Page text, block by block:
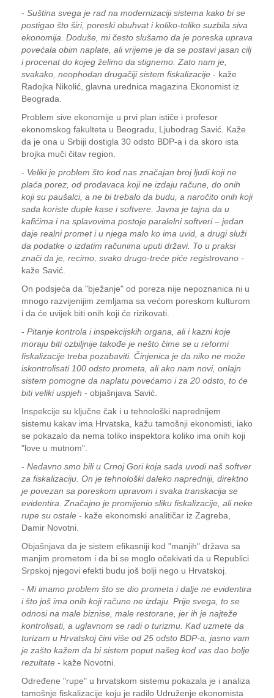
- Suština svega je rad na modernizaciji sistema kako bi se
postigao što širi, poreski obuhvat i koliko-toliko suzbila siva
ekonomija. Doduše, mi često slušamo da je poreska uprava
povećala obim naplate, ali vrijeme je da se postavi jasan cilj
i procenat do kojeg želimo da stignemo. Zato nam je,
svakako, neophodan drugačiji sistem fiskalizacije - kaže
Radojka Nikolić, glavna urednica magazina Ekonomist iz
Beograda.
Problem sive ekonomije u prvi plan ističe i profesor
ekonomskog fakulteta u Beogradu, Ljubodrag Savić. Kaže
da je ona u Srbiji dostigla 30 odsto BDP-a i da skoro ista
brojka muči čitav region.
- Veliki je problem što kod nas značajan broj ljudi koji ne
plaća porez, od prodavaca koji ne izdaju račune, do onih
koji su paušalci, a ne bi trebalo da budu, a naročito onih koji
sada koriste duple kase i softvere. Јavna je tajna da u
kafićima i na splavovima postoje paralelni softveri – jedan
daje realni promet i u njega malo ko ima uvid, a drugi služi
da podatke o izdatim računima uputi državi. To u praksi
znači da je, recimo, svako drugo-treće piće registrovano -
kaže Savić.
On podsjeća da "bježanje" od poreza nije nepoznanica ni u
mnogo razvijenijim zemljama sa većom poreskom kulturom
i da će uvijek biti onih koji će rizikovati.
- Pitanje kontrola i inspekcijskih organa, ali i kazni koje
moraju biti ozbiljnije takođe je nešto čime se u reformi
fiskalizacije treba pozabaviti. Činjenica je da niko ne može
iskontrolisati 100 odsto prometa, ali ako nam novi, onlajn
sistem pomogne da naplatu povećamo i za 20 odsto, to će
biti veliki uspjeh - objašnjava Savić.
Inspekcije su ključne čak i u tehnološki naprednijem
sistemu kakav ima Hrvatska, kažu tamošnji ekonomisti, iako
se pokazalo da nema toliko inspektora koliko ima onih koji
"love u mutnom".
- Nedavno smo bili u Crnoj Gori koja sada uvodi naš softver
za fiskalizaciju. On je tehnološki daleko napredniji, direktno
je povezan sa poreskom upravom i svaka transkacija se
evidentira. Značajno je promijenio sliku fiskalizacije, ali neke
rupe su ostale - kaže ekonomski analitičar iz Zagreba,
Damir Novotni.
Objašnjava da je sistem efikasniji kod "manjih" država sa
manjim prometom i da bi se moglo očekivati da u Republici
Srpskoj njegovi efekti budu još bolji nego u Hrvatskoj.
- Mi imamo problem što se dio prometa i dalje ne evidentira
i što još ima onih koji račune ne izdaju. Prije svega, to se
odnosi na male biznise, male restorane, jer ih je najteže
kontrolisati, a uglavnom se radi o turizmu. Kad uzmete da
turizam u Hrvatskoj čini više od 25 odsto BDP-a, jasno vam
je zašto kažem da bi sistem poput našeg kod vas dao bolje
rezultate - kaže Novotni.
Određene "rupe" u hrvatskom sistemu pokazala je i analiza
tamošnje fiskalizacije koju je radilo Udruženje ekonomista